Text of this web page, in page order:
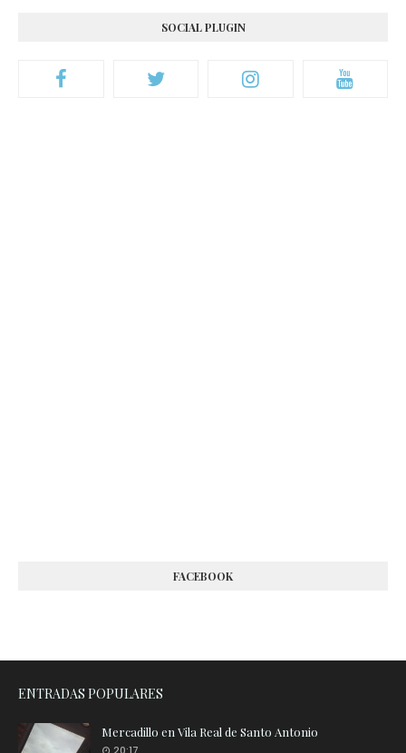
SOCIAL PLUGIN
FACEBOOK
ENTRADAS POPULARES
Mercadillo en Vila Real de Santo Antonio